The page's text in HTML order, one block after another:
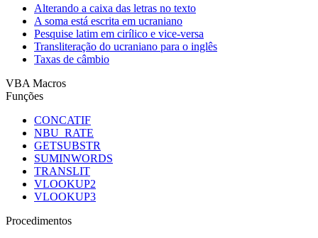
Alterando a caixa das letras no texto
A soma está escrita em ucraniano
Pesquise latim em cirílico e vice-versa
Transliteração do ucraniano para o inglês
Taxas de câmbio
VBA Macros
Funções
CONCATIF
NBU_RATE
GETSUBSTR
SUMINWORDS
TRANSLIT
VLOOKUP2
VLOOKUP3
Procedimentos